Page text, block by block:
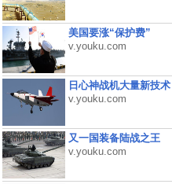
美国要涨“保护费”
v.youku.com
日心神战机大量新技术
v.youku.com
又一国装备陆战之王
v.youku.com